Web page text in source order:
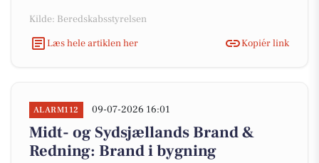
Kilde: Beredskabsstyrelsen
Læs hele artiklen her
Kopiér link
ALARM112 09-07-2026 16:01
Midt- og Sydsjællands Brand &
Redning: Brand i bygning